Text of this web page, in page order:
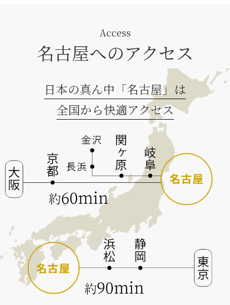
Access
名古屋へのアクセス
日本の真ん中「名古屋」は
全国から快適アクセス